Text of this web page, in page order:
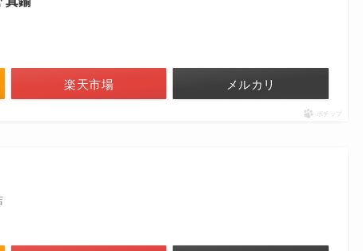
楽天市場 メルカリ
ポチップ